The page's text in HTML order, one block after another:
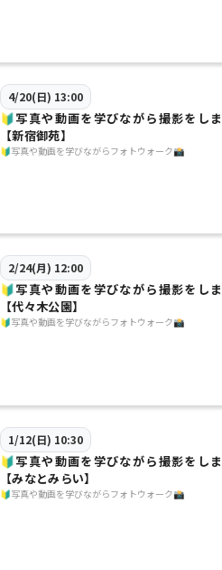
4/20(日) 13:00
🔰写真や動画を学びながら撮影をし
【新宿御苑】
🔰写真や動画を学びながらフォトウォーク📸
2/24(月) 12:00
🔰写真や動画を学びながら撮影をし
【代々木公園】
🔰写真や動画を学びながらフォトウォーク📸
1/12(日) 10:30
🔰写真や動画を学びながら撮影をし
【みなとみらい】
🔰写真や動画を学びながらフォトウォーク📸